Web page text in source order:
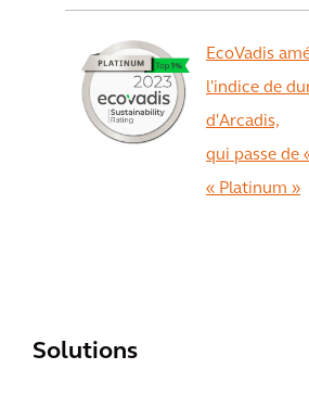
EcoVadis
l'indice de
d'Arcadis,
qui passe de
« Platinum »
Solutions